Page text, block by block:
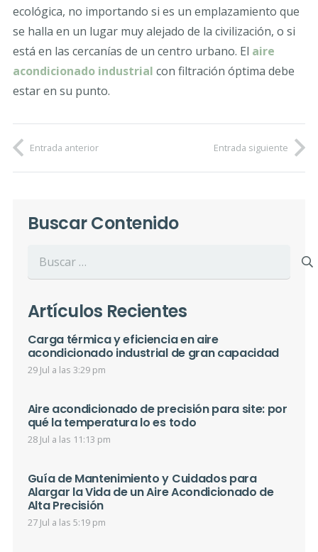
ecológica, no importando si es un emplazamiento que
se halla en un lugar muy alejado de la civilización, o si
está en las cercanías de un centro urbano. El aire
acondicionado industrial con filtración óptima debe
estar en su punto.
Entrada anterior Entrada siguiente
Buscar Contenido
Buscar:
Artículos Recientes
Carga térmica y eficiencia en aire
acondicionado industrial de gran capacidad
29 Jul a las 3:29 pm
Aire acondicionado de precisión para site: por
qué la temperatura lo es todo
28 Jul a las 11:13 pm
Guía de Mantenimiento y Cuidados para
Alargar la Vida de un Aire Acondicionado de
Alta Precisión
27 Jul a las 5:19 pm